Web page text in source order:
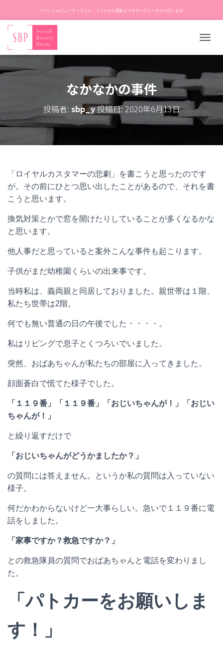
ソーシャルビューティフォト メイクから撮影までをすべてトータルで行います
ビ
ー
ン
切
なかなかの事件
投稿者: sbp_y投稿日:2020年6月13日
「ロイヤルカスタマーの悲劇」を書こうと思ったのです
が。その前にひとつ思い出したことがあるので、それを書
こうと思います。
換気対策とかで窓を開けたりしていることが多くなるかな
と思います。
他人事だと思っていると案外こんな事件も起こります。
子供がまだ幼稚園くらいの出来事です。
当時私は、義両親と同居しておりました。親世帯は１階、
私たち世帯は2階。
何でも無い普通の日の午後でした・・・・。
私はリビングで息子とくつろいでいました。
突然、おばあちゃんが私たちの部屋に入ってきました。
顔面蒼白で慌てた様子でした。
「１１９番」「１１９番」「おじいちゃんが！」「おじい
ちゃんが！」
と繰り返すだけで
「おじいちゃんがどうかましたか？」
の質問には答えません。というか私の質問は入っていない
様子。
何だかわからないけど一大事らしい。急いで１１９番に電
話をしました。
「家事ですか？救急ですか？」
との救急隊員の質問でおばあちゃんと電話を変わりまし
た。
「パトカーをお願いしま
す！」